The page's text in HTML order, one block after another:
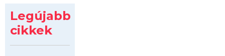
Legújabb
cikkek